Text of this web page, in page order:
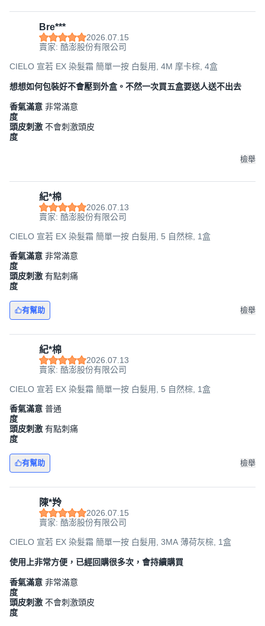
Bre***
2026.07.15
賣家: 酷澎股份有限公司
CIELO 宣若 EX 染髮霜 簡單一按 白髮用, 4M 摩卡棕, 4盒
想想如何包裝好不會壓到外盒。不然一次買五盒要送人送不出去
香氣滿意
度
非常滿意
頭皮刺激
度
不會刺激頭皮
檢舉
紀*棉
2026.07.13
賣家: 酷澎股份有限公司
CIELO 宣若 EX 染髮霜 簡單一按 白髮用, 5 自然棕, 1盒
香氣滿意
度
非常滿意
頭皮刺激
度
有點刺痛
有幫助 檢舉
紀*棉
2026.07.13
賣家: 酷澎股份有限公司
CIELO 宣若 EX 染髮霜 簡單一按 白髮用, 5 自然棕, 1盒
香氣滿意
度
普通
頭皮刺激
度
有點刺痛
有幫助 檢舉
陳*羚
2026.07.15
賣家: 酷澎股份有限公司
CIELO 宣若 EX 染髮霜 簡單一按 白髮用, 3MA 薄荷灰棕, 1盒
使用上非常方便，已經回購很多次，會持續購買
香氣滿意
度
非常滿意
頭皮刺激
度
不會刺激頭皮